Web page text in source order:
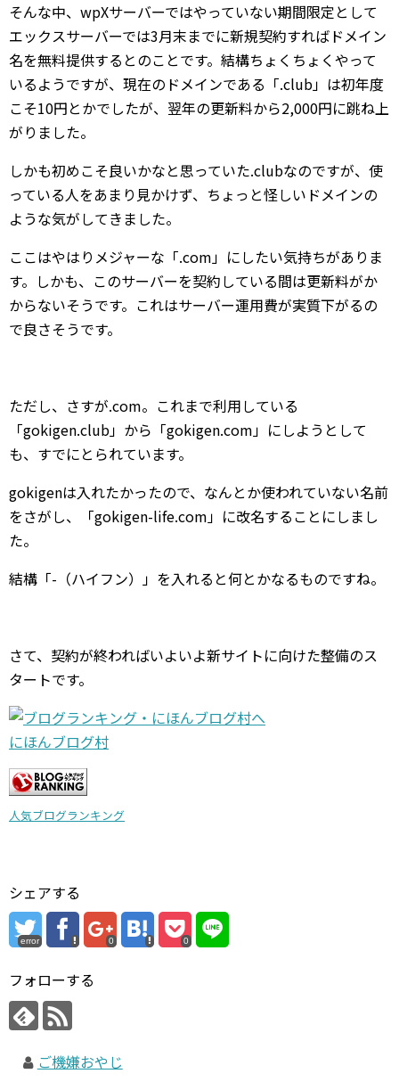
そんな中、wpXサーバーではやっていない期間限定として
エックスサーバーでは3月末までに新規契約すればドメイン
名を無料提供するとのことです。結構ちょくちょくやって
いるようですが、現在のドメインである「.club」は初年度
こそ10円とかでしたが、翌年の更新料から2,000円に跳ね上
がりました。
しかも初めこそ良いかなと思っていた.clubなのですが、使
っている人をあまり見かけず、ちょっと怪しいドメインの
ような気がしてきました。
ここはやはりメジャーな「.com」にしたい気持ちがありま
す。しかも、このサーバーを契約している間は更新料がか
からないそうです。これはサーバー運用費が実質下がるの
で良さそうです。
ただし、さすが.com。これまで利用している
「gokigen.club」から「gokigen.com」にしようとして
も、すでにとられています。
gokigenは入れたかったので、なんとか使われていない名前
をさがし、「gokigen-life.com」に改名することにしまし
た。
結構「-（ハイフン）」を入れると何とかなるものですね。
さて、契約が終わればいよいよ新サイトに向けた整備のス
タートです。
にほんブログ村
人気ブログランキング
シェアする
error 0 0
フォローする
ご機嫌おやじ